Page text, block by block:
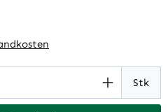
den gewünschtenStk